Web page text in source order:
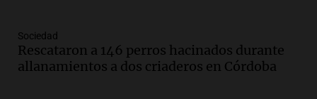
Audio.
edificios y una casa del estudiante para
jóvenes de la región
Sociedad
Rescataron a 146 perros hacinados durante
allanamientos a dos criaderos en Córdoba